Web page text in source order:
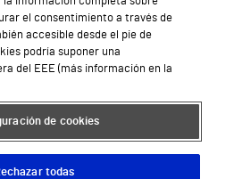
Cita Médica
Atención al Cliente
y salud en el trabajo
a Supervita
el consentimiento a través de
accesible desde el pie de
podría suponer una
del EEE (más información en la
de cookies
todas